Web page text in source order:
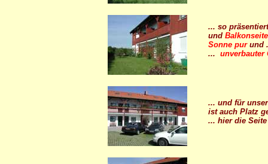
... so
und Balkonseite
Sonne purund
... unverbauter
... und für
ist auch Platz
... hier die